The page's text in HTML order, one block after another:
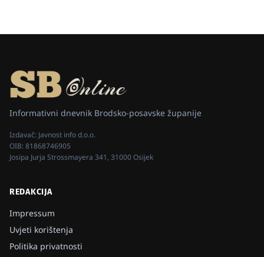
Informativni dnevnik Brodsko-posavske županije
Izdavač: Javnost info d.o.o.
OIB:81868746905
Josipa Jurja Strossmayera 341, 31000 Osijek
REDAKCIJA
Impressum
Uvjeti korištenja
Politika privatnosti